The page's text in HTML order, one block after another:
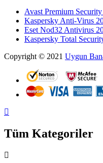
Avast Premium
Kaspersky Anti-Virus
Eset Nod32 Antivirus
Kaspersky Total
Copyright © 2021 Uygun
Tüm Kategoriler